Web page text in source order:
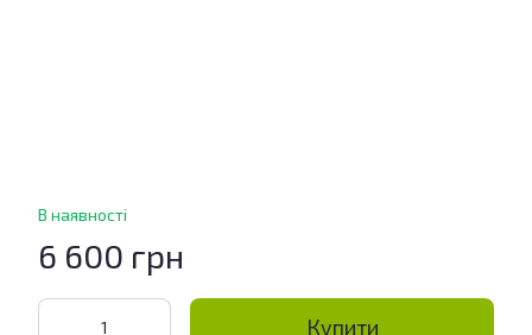
В наявності
6 600 грн
Купити